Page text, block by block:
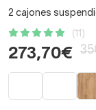
2 cajones
(11)
273,70€